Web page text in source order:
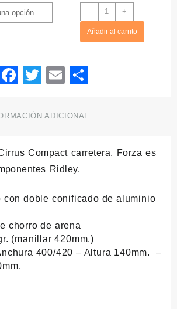
37,95€.
-
Manillar
carretera
Forza
Cirrus
+
Añadir al carrito
Facebook
Twitter
EmailCompartir
ADICIONAL
Compactcarretera. Forza es
Ridley.
con doble conificado de aluminio
chorro de arena
(manillar 420mm.)
400/420 – Altura 140mm. –